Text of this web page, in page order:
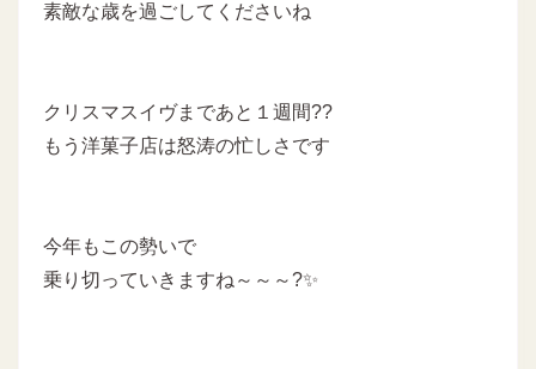
素敵な歳を過ごしてくださいね
クリスマスイヴまであと１週間??
もう洋菓子店は怒涛の忙しさです
今年もこの勢いで
乗り切っていきますね～～～?✨